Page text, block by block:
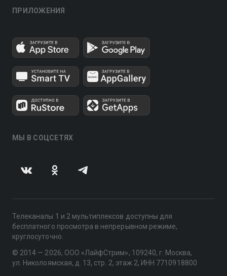
ПРИЛОЖЕНИЯ
МЫ В СОЦСЕТЯХ
Телеканалы 1 и 2 мультиплексов доступны для
бесплатного просмотра в непрерывном режиме,
круглосуточно.
© 2014 — 2026, ООО «ЛайфСтрим», 109240, г. Москва,
ул. Николоямская, д. 13, стр. 2, этаж 2, ИНН 7710918800